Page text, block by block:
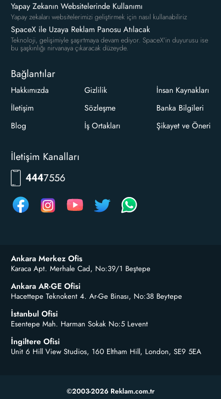
Yapay Zekanın Websitelerinde Kullanımı
Yapay zekaları websitelerimizi geliştirmek için nasıl kullanabiliriz
SpaceX ile Uzaya Reklam Panosu Atılacak
Teknoloji, gelişimiyle şaşırtmaya devam ediyor. SpaceX'in duyurusu ise
bu şaşkınlığı nirvanaya çıkaracak düzeyde.
Bağlantılar
Hakkımızda
İletişim
Blog
Gizlilik
Sözleşme
İş Ortakları
İnsan Kaynakları
Banka Bilgileri
Şikayet ve Öneri
İletişim Kanalları
444RKLM
Ankara Merkez Ofis
Karaca Apt. Merhale Cad, No:39/1 Beştepe
Ankara AR-GE Ofisi
Hacettepe Teknokent 4. Ar-Ge Binası, No:38 Beytepe
İstanbul Ofisi
Esentepe Mah. Harman Sokak No:5 Levent
İngiltere Ofisi
Unit 6 Hill View Studios, 160 Eltham Hill, London, SE9 5EA
©2003-2026 Reklam.com.tr